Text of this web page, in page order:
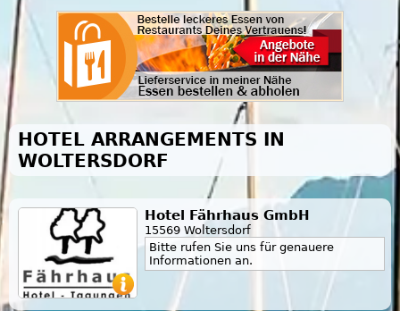
HOTEL ARRANGEMENTS IN
WOLTERSDORF
Hotel Fährhaus GmbH
15569 Woltersdorf
Bitte rufen Sie uns für genauere
Informationen an.